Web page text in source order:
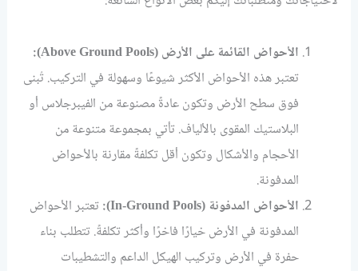
الأحواض القائمة على الأرض (Above Ground Pools):
تعتبر هذه الأحواض الأكثر شيوعًا وسهولة في التركيب. تُبنى
فوق سطح الأرض وتكون عادةً مصنوعة من الفيبرجلاس أو
البلاستيك المقوى بالألياف. تأتي بمجموعة متنوعة من
الأحجام والأشكال وتكون أقل تكلفةً مقارنة بالأحواض
المدفونة.
الأحواض المدفونة (In-Ground Pools):
تعتبر الأحواض
المدفونة في الأرض خيارًا فاخرًا وأكثر تكلفةً. تتطلب بناء
حفرة في الأرض وتركيب الهيكل الداعم والتشطيبات